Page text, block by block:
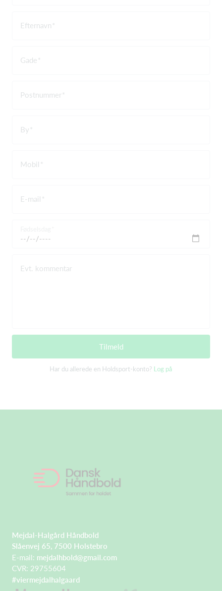
Efternavn
Gade
Postnummer
By
Mobil
E-mail
Evt. kommentar
Tilmeld
Har du allerede en Holdsport-konto? Log på
Mejdal-Halgård Håndbold
Slåenvej 65, 7500 Holstebro
E-mail: mejdalhbold@gmail.com
CVR: 29755604
#viermejdalhalgaard